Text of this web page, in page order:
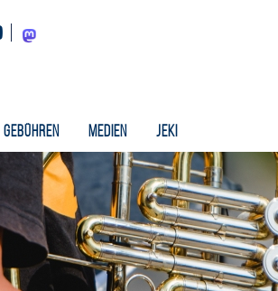
YoutubeMastodon
Medien Jeki